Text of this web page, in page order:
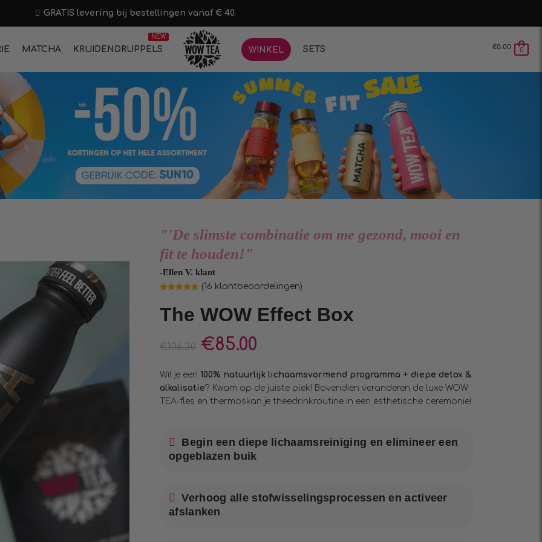
GRATIS levering bij bestellingen vanaf € 40.
MATCHA
NEW
KRUIDENDRUPPELS WINKEL SETS €0.00 0
"'De slimste combinatie om me gezond, mooi en
fit te houden!"
-Ellen V. klant
gebaseerd
(16 klantbeoordelingen)
The WOW Effect Box
€106.30 €85.00
Wil je een 100% natuurlijk lichaamsvormend programma + diepe detox &
alkalisatie? Kwam op de juiste plek! Bovendien veranderen de luxe WOW
TEA-fles en thermoskan je theedrinkroutine in een esthetische ceremonie!
Begin een diepe lichaamsreiniging en elimineer een
opgeblazen buik
Verhoog alle stofwisselingsprocessen en activeer
afslanken